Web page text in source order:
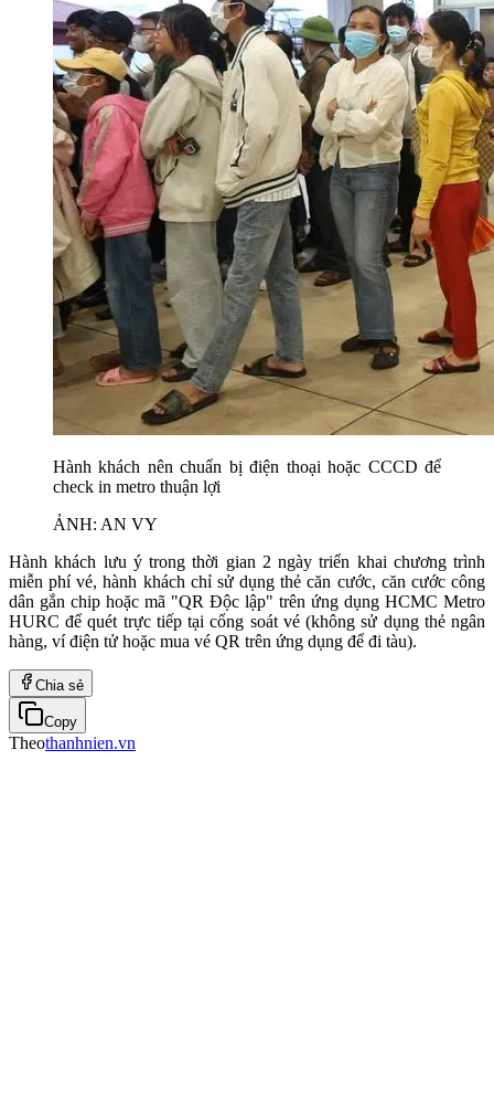
Hành khách nên chuẩn bị điện thoại hoặc CCCD để
check in metro thuận lợi
ẢNH: AN VY
Hành khách lưu ý trong thời gian 2 ngày triển khai chương trình
miễn phí vé, hành khách chỉ sử dụng thẻ căn cước, căn cước công
dân gắn chip hoặc mã "QR Độc lập" trên ứng dụng HCMC Metro
HURC để quét trực tiếp tại cổng soát vé (không sử dụng thẻ ngân
hàng, ví điện tử hoặc mua vé QR trên ứng dụng để đi tàu).
Chia sẻ
Copy
Theothanhnien.vn